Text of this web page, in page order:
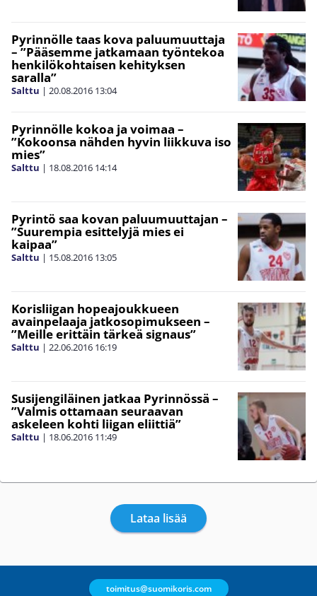
Pyrinnölle taas kova paluumuuttaja
– ”Pääsemme jatkamaan työntekoa
henkilökohtaisen kehityksen
saralla”
Salttu | 20.08.2016 13:04
Pyrinnölle kokoa ja voimaa –
”Kokoonsa nähden hyvin liikkuva iso
mies”
Salttu | 18.08.2016 14:14
Pyrintö saa kovan paluumuuttajan –
”Suurempia esittelyjä mies ei
kaipaa”
Salttu | 15.08.2016 13:05
Korisliigan hopeajoukkueen
avainpelaaja jatkosopimukseen –
”Meille erittäin tärkeä signaus”
Salttu | 22.06.2016 16:19
Susijengiläinen jatkaa Pyrinnössä –
”Valmis ottamaan seuraavan
askeleen kohti liigan eliittiä”
Salttu | 18.06.2016 11:49
Lataa lisää
toimitus@suomikoris.com